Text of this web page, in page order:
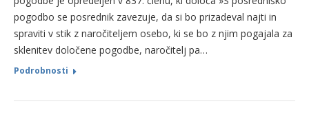
pogodbo se posrednik zavezuje, da si bo prizadeval najti in
spraviti v stik z naročiteljem osebo, ki se bo z njim pogajala za
sklenitev določene pogodbe, naročitelj pa…
Podrobnosti